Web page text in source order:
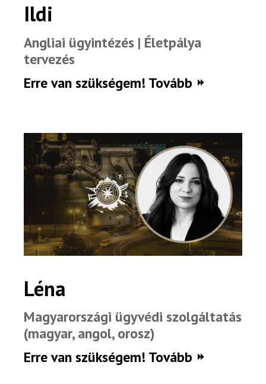
Ildi
Angliai ügyintézés | Életpálya
tervezés
Erre van szükségem! Tovább
Léna
Magyarországi ügyvédi szolgáltatás
(magyar, angol, orosz)
Erre van szükségem! Tovább